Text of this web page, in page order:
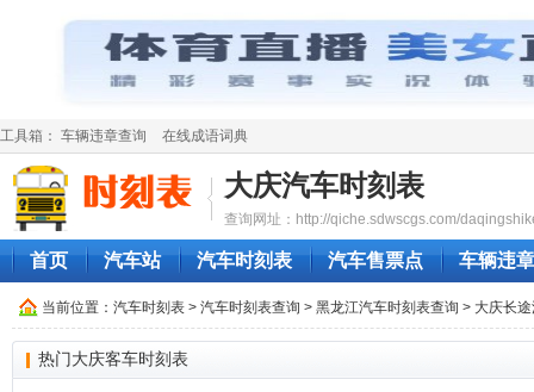
工具箱： 车辆违章查询 在线成语词典
大庆汽车时刻表
查询网址：http://qiche.sdwscgs.com/
首页 汽车站 汽车时刻表 汽车售票点 车辆违
当前位置： 汽车时刻表 > 汽车时刻表查询 > 黑龙江汽车时刻表查询 > 大庆长
热门大庆客车时刻表